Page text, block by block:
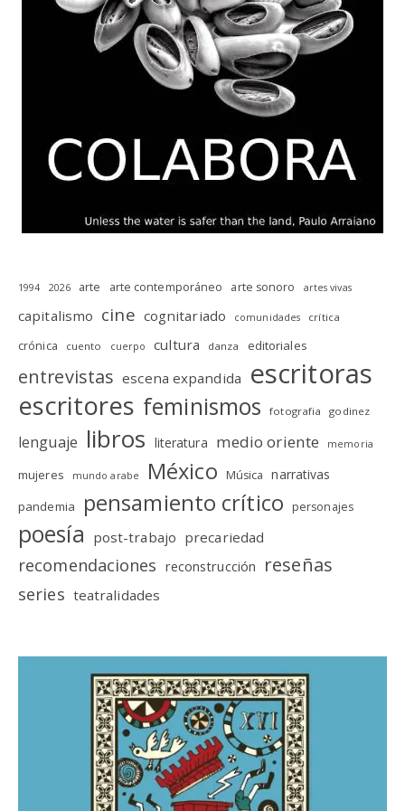
1994 2026 arte arte contemporáneo arte sonoro artes vivas
capitalismo cine cognitariado comunidades crítica
crónica cuento cuerpo cultura danza editoriales
entrevistas escena expandida escritoras
escritores feminismos fotografia godinez
lenguaje libros literatura medio oriente memoria
mujeres mundo arabe México Música narrativas
pandemia pensamiento crítico personajes
poesía post-trabajo precariedad
recomendaciones reconstrucción reseñas
series teatralidades